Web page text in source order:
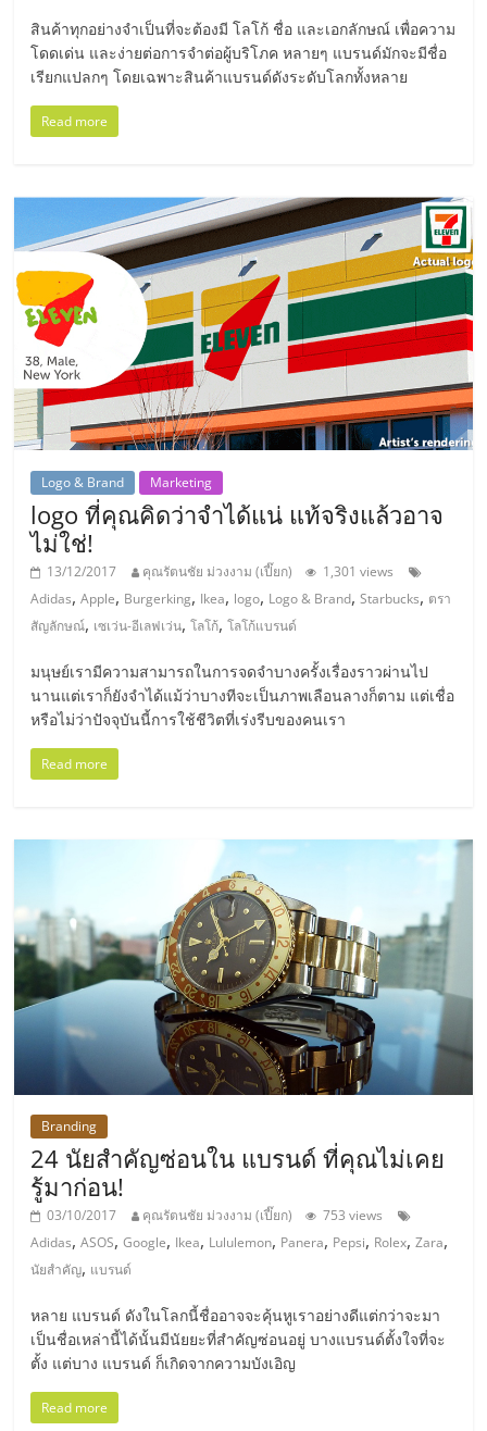
มอี
ไทย,
SMEs,
แฟ
รน
ไชส์,
ที่
ปรึกษา
แฟ
รน
ไชส์,
รวม
แฟ
รน
ไชส์
ขาย
แฟ
รน
ไชส์
แฟ
รน
ไชส์
ขาย
หน้า
สินค้าทุกอย่างจำเป็นที่จะต้องมี โลโก้ ชื่อ และเอกลักษณ์ เพื่อความ
โดดเด่น และง่ายต่อการจำต่อผู้บริโภค หลายๆ แบรนด์มักจะมีชื่อ
เรียกแปลกๆ โดยเฉพาะสินค้าแบรนด์ดังระดับโลกทั้งหลาย
Read more
Logo & Brand Marketing
logo ที่คุณคิดว่าจำได้แน่ แท้จริงแล้วอาจ
ไม่ใช่!
13/12/2017 คุณรัตนชัย ม่วงงาม (เปี๊ยก)
1,301 views
Adidas,Apple, Burgerking, Ikea, logo, Logo & Brand,Starbucks, ตรา
สัญลักษณ์, เซเว่น-อีเลฟเว่น,โลโก้,โลโก้แบรนด์
มนุษย์เรามีความสามารถในการจดจำบางครั้งเรื่องราวผ่านไป
นานแต่เราก็ยังจำได้แม้ว่าบางทีจะเป็นภาพเลือนลางก็ตาม แต่เชื่อ
หรือไม่ว่าปัจจุบันนี้การใช้ชีวิตที่เร่งรีบของคนเรา
Read more
Branding
24 นัยสำคัญซ่อนใน แบรนด์ ที่คุณไม่เคย
รู้มาก่อน!
03/10/2017 คุณรัตนชัย ม่วงงาม (เปี๊ยก)
753 views
Adidas,ASOS,Google, Ikea, Lululemon, Panera, Pepsi, Rolex,Zara,
นัยสำคัญ, แบรนด์
หลาย แบรนด์ ดังในโลกนี้ชื่ออาจจะคุ้นหูเราอย่างดีแต่กว่าจะมา
เป็นชื่อเหล่านี้ได้นั้นมีนัยยะที่สำคัญซ่อนอยู่ บางแบรนด์ตั้งใจที่จะ
ตั้ง แต่บาง แบรนด์ ก็เกิดจากความบังเอิญ
Read more